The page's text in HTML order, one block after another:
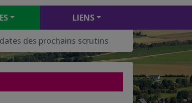
LIENS
des prochains scrutins